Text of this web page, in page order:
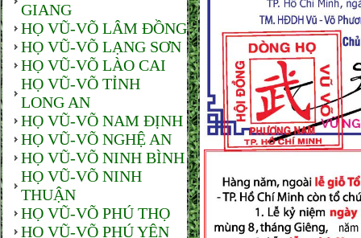
GIANG
HỌ VŨ-VÕ LÂM ĐỒNG
HỌ VŨ-VÕ LẠNG SƠN
HỌ VŨ-VÕ LÀO CAI
HỌ VŨ-VÕ TỈNH
LONG AN
HỌ VŨ-VÕ NAM ĐỊNH
HỌ VŨ-VÕ NGHỆ AN
HỌ VŨ-VÕ NINH BÌNH
HỌ VŨ-VÕ NINH
THUẬN
HỌ VŨ-VÕ PHÚ THỌ
HỌ VŨ-VÕ PHÚ YÊN